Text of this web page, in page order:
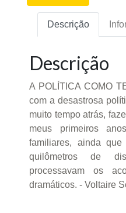
Descrição
Descrição
A POLÍTICA COMO
com a desastrosa
muito tempo atrás,
meus primeiros
familiares, ainda
quilômetros de
processavam os
dramáticos. - Voltaire